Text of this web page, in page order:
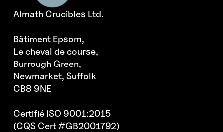
Almath Crucibles Ltd.
Bâtiment Epsom,
Le cheval de course,
Burrough Green,
Newmarket, Suffolk
CB8 9NE
Certifié ISO 9001:2015
(CQS Cert #GB2001792)